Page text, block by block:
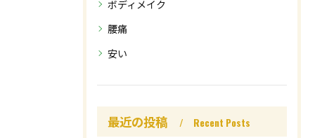
ボディメイク
腰痛
安い
最近の投稿 Recent Posts